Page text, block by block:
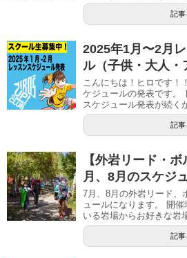
記事
2025年1月〜2月
ル（子供・大人・
こんにちは！ヒロです！
ケジュールの発表です。
スケジュール発表が続く
記事
【外岩リード・
月、8月のスケジ
7月、8月の外岩リード、
ュールになります。 開
いる岩場からお好きな岩
記事